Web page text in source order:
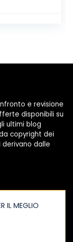
e revisione
disponibili su
ultimi blog
copyright dei
dalle
IL MEGLIO